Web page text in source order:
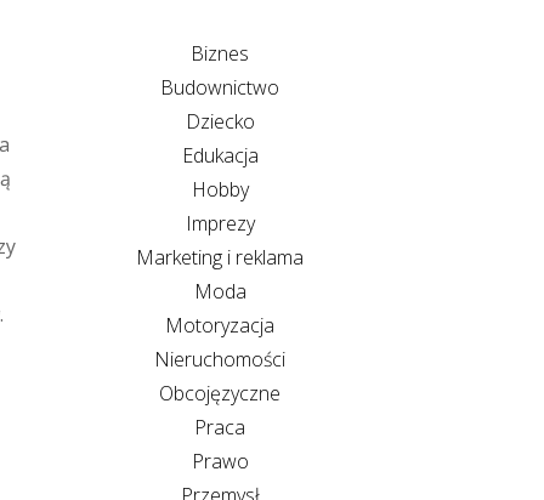
Biznes
Budownictwo
Dziecko
Edukacja
Hobby
Imprezy
Marketing i reklama
Moda
Motoryzacja
Nieruchomości
Obcojęzyczne
Praca
Prawo